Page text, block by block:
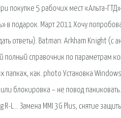
покупке 5 рабочих мест «Альта-
в подарок. Март 2011 Хочу
ответы). Batman: Arkham Knight
полный справочник по параметрам
папках, как. photo Установка
блокировка – не повод
R-L… Замена MMI 3G Plus, снятие